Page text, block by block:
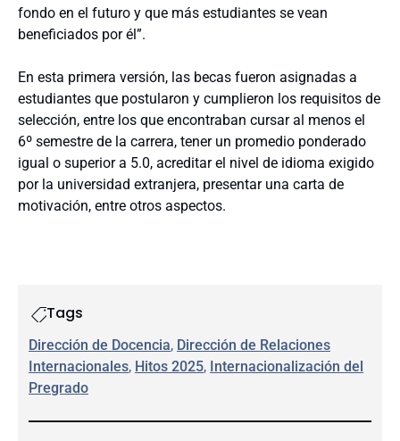
fondo en el futuro y que más estudiantes se vean
beneficiados por él”.
En esta primera versión, las becas fueron asignadas a
estudiantes que postularon y cumplieron los requisitos de
selección, entre los que encontraban cursar al menos el
6º semestre de la carrera, tener un promedio ponderado
igual o superior a 5.0, acreditar el nivel de idioma exigido
por la universidad extranjera, presentar una carta de
motivación, entre otros aspectos.
Tags
Dirección de Docencia, Dirección de Relaciones
Internacionales, Hitos 2025, Internacionalización del
Pregrado